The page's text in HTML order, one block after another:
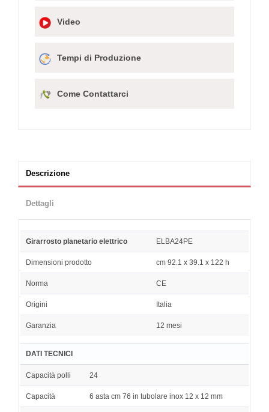
Video
Tempi di Produzione
Come Contattarci
Descrizione
Dettagli
Girarrosto planetario elettrico ELBA24PE
Dimensioni prodotto cm 92.1 x 39.1 x 122 h
Norma CE
Origini Italia
Garanzia 12 mesi
DATI TECNICI
Capacità polli 24
Capacità 6 asta cm 76 in tubolare inox 12 x 12 mm